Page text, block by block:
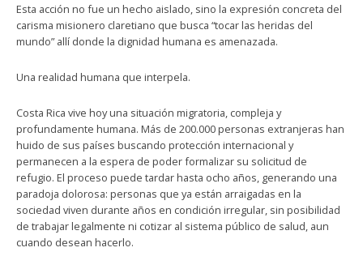
Esta acción no fue un hecho aislado, sino la expresión concreta del
carisma misionero claretiano que busca “tocar las heridas del
mundo” allí donde la dignidad humana es amenazada.
Una realidad humana que interpela.
Costa Rica vive hoy una situación migratoria, compleja y
profundamente humana. Más de 200.000 personas extranjeras han
huido de sus países buscando protección internacional y
permanecen a la espera de poder formalizar su solicitud de
refugio. El proceso puede tardar hasta ocho años, generando una
paradoja dolorosa: personas que ya están arraigadas en la
sociedad viven durante años en condición irregular, sin posibilidad
de trabajar legalmente ni cotizar al sistema público de salud, aun
cuando desean hacerlo.